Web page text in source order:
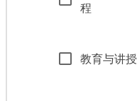
程
教育与讲授